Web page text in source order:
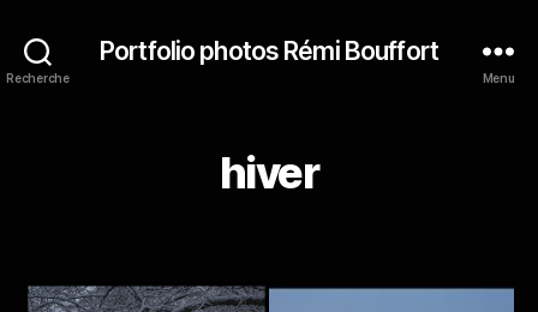
Recherche
Portfolio photos Rémi Bouffort
Menu
hiver